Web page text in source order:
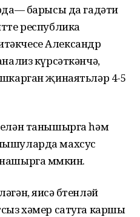
барысы да гадәти
республика
Александр
күрсәткәнчә,
җинаятьләр 4-5
танышырга һәм
махсус
мөмкин.
яисә бөтенләй
хәмер сатуга каршы